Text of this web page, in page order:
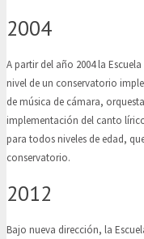
2004
A partir del año 2004 la
nivel de un conservatorio
de música de cámara,
implementación del canto
para todos niveles de edad,
conservatorio.
2012
Bajo nueva dirección, la